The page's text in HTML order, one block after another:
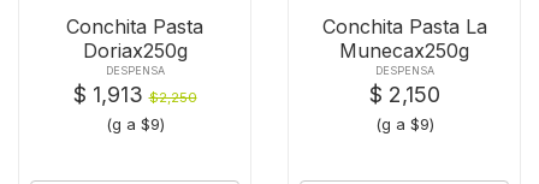
Conchita Pasta
Doriax250g
DESPENSA
$ 1,913$2,250
(g a $9)
Conchita Pasta La
Munecax250g
DESPENSA
$ 2,150
(g a $9)